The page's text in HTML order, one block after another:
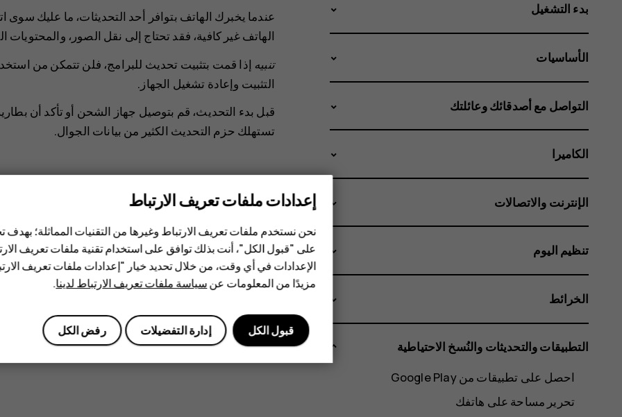
عندما يخبرك الهاتف بتوافر أحد التحديثات، ما عليك سوى
الهاتف غير كافية، فقد تحتاج إلى نقل الصور، والمحتويات
تنبيه إذا قمت بتثبيت تحديث للبرامج، فلن تتمكن من
التثبيت وإعادة تشغيل الجهاز.
تستهلك حزم التحديث الكثير من بيانات الجوال.
هل وجدت هذه المعلومات مفيدة؟
نعم لا
بدء التشغيل
الأساسيات
التواصل مع أصدقائك وعائلتك
الكاميرا
الإنترنت والاتصالات
تنظيم اليوم
الخرائط
التطبيقات والتحديثات والنُسخ الاحتياطية
احصل على تطبيقات من Google Play
تحرير مساحة على هاتفك
إعدادات ملفات تعريف الارتباط
نحن نستخدم ملفات تعريف الارتباط وغيرها من التقنيات المماثلة؛
على "قبول الكل"، أنت بذلك توافق على استخدام تقنية ملفات تعريف
الإعدادات في أي وقت، من خلال تحديد خيار "إعدادات ملفات تعريف
مزيدًا من المعلومات عنسياسة ملفات تعريف الارتباط لدينا.
رفض الكل إدارة التفضيلات قبول الكل